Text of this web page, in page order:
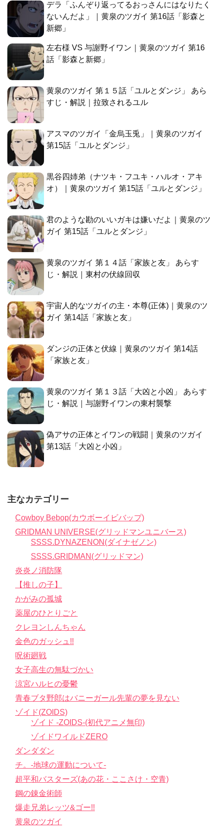
デラ「ふんぞり返ってるおっさんにはなりたく
ないんだよ」｜黄泉のツガイ 第16話「影森と
新郷」
左右様 VS 与謝野イワン｜黄泉のツガイ 第16
話「影森と新郷」
黄泉のツガイ 第１５話「ユルとダンジ」 あら
すじ・解説｜拉致されるユル
アスマのツガイ「金烏玉兎」｜黄泉のツガイ
第15話「ユルとダンジ」
黒谷四姉弟（ナツキ・フユキ・ハルオ・アキ
オ）｜黄泉のツガイ 第15話「ユルとダンジ」
君のような勘のいいガキは嫌いだよ｜黄泉のツ
ガイ 第15話「ユルとダンジ」
黄泉のツガイ 第１４話「家族と友」 あらす
じ・解説｜東村の伏線回収
宇宙人的なツガイの主・本尊(正体)｜黄泉のツ
ガイ 第14話「家族と友」
ダンジの正体と伏線｜黄泉のツガイ 第14話
「家族と友」
黄泉のツガイ 第１３話「大凶と小凶」 あらす
じ・解説｜与謝野イワンの東村襲撃
偽アサの正体とイワンの戦闘｜黄泉のツガイ
第13話「大凶と小凶」
主なカテゴリー
Cowboy Bebop(カウボーイビバップ)
GRIDMAN UNIVERSE(グリッドマンユニバース)
SSSS.DYNAZENON(ダイナゼノン)
SSSS.GRIDMAN(グリッドマン)
炎炎ノ消防隊
【推しの子】
かがみの孤城
薬屋のひとりごと
クレヨンしんちゃん
金色のガッシュ!!
呪術廻戦
女子高生の無駄づかい
涼宮ハルヒの憂鬱
青春ブタ野郎はバニーガール先輩の夢を見ない
ゾイド(ZOIDS)
ゾイド -ZOIDS-(初代アニメ無印)
ゾイドワイルドZERO
ダンダダン
チ。-地球の運動について-
超平和バスターズ(あの花・ここさけ・空青)
鋼の錬金術師
爆走兄弟レッツ&ゴー!!
黄泉のツガイ